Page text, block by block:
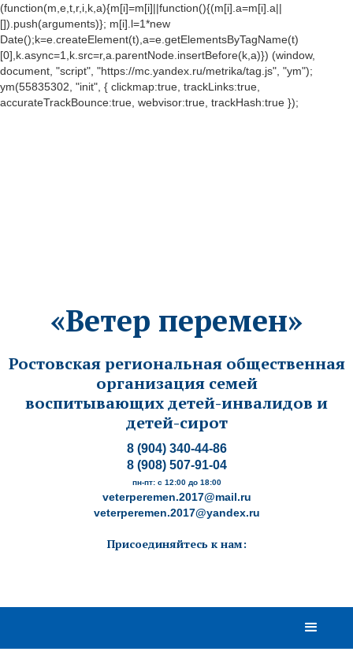
(function(m,e,t,r,i,k,a){m[i]=m[i]||function(){(m[i].a=m[i].a||
[]).push(arguments)}; m[i].l=1*new
Date();k=e.createElement(t),a=e.getElementsByTagName(t)
[0],k.async=1,k.src=r,a.parentNode.insertBefore(k,a)}) (window,
document, "script", "https://mc.yandex.ru/metrika/tag.js", "ym");
ym(55835302, "init", { clickmap:true, trackLinks:true,
accurateTrackBounce:true, webvisor:true, trackHash:true });
«Ветер перемен»
Ростовская региональная общественная
организация семей
воспитывающих детей-инвалидов и
детей-сирот
8 (904) 340-44-86
8 (908) 507-91-04
пн-пт: с 12:00 до 18:00
veterperemen.2017@mail.ru
veterperemen.2017@yandex.ru
Присоединяйтесь к нам: